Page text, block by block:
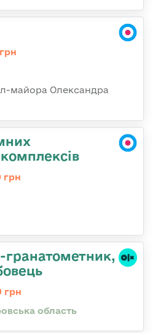
майора Олександра
грн
грн
область